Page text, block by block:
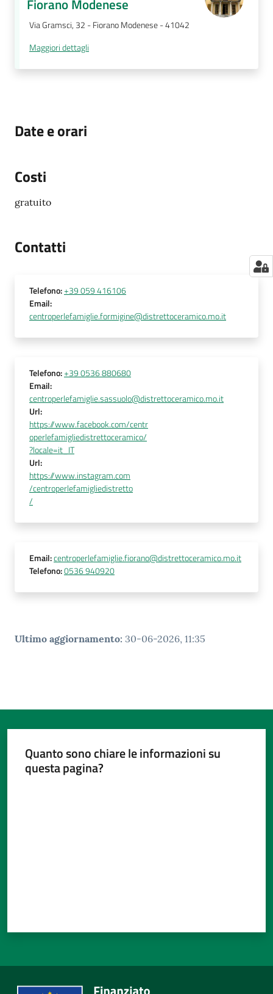
Fiorano Modenese
Via Gramsci, 32 - Fiorano Modenese - 41042
Maggiori dettagli
Date e orari
Costi
gratuito
Contatti
Telefono:+39 059 416106
Email:
centroperlefamiglie.formigine@distrettoceramico.mo.it
Telefono:+39 0536 880680
Email:
centroperlefamiglie.sassuolo@distrettoceramico.mo.it
Url:
https://www.facebook.com/centr
operlefamigliedistrettoceramico/
?locale=it_IT
Url:
https://www.instagram.com
/centroperlefamigliedistretto
/
Email:centroperlefamiglie.fiorano@distrettoceramico.mo.it
Telefono:0536 940920
Ultimo aggiornamento: 30-06-2026, 11:35
Quanto sono chiare le informazioni su
questa pagina?